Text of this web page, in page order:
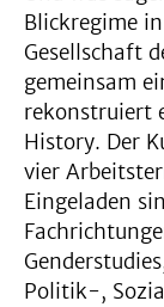
Blickregime
Gesellschaft
gemeinsam
rekonstruiert
History. Der
vier
Eingeladen
Politik-,